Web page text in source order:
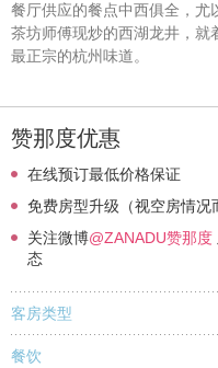
餐厅供应的餐点中西俱全，尤
茶坊师傅现炒的西湖龙井，就
最正宗的杭州味道。
赞那度优惠
在线预订最低价格保证
免费房型升级（视空房情况
关注微博@ZANADU赞那度
态
客房类型
餐饮